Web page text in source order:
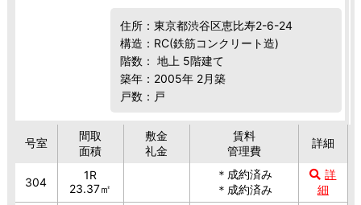
住所：東京都渋谷区恵比寿2-6-24
構造：RC(鉄筋コンクリート造)
階数： 地上 5階建て
築年：2005年 2月築
戸数：戸
号室
間取
面積
敷金
礼金
賃料
管理費
詳細
304
1R
23.37㎡
＊成約済み
＊成約済み
詳
細